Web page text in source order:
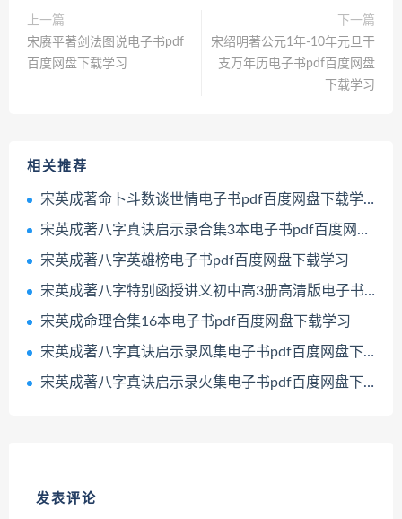
上一篇
宋赓平著剑法图说电子书pdf
百度网盘下载学习
下一篇
宋绍明著公元1年-10年元旦干
支万年历电子书pdf百度网盘
下载学习
相关推荐
宋英成著命卜斗数谈世情电子书pdf百度网盘下载学习
宋英成著八字真诀启示录合集3本电子书pdf百度网盘下载学习
宋英成著八字英雄榜电子书pdf百度网盘下载学习
宋英成著八字特别函授讲义初中高3册高清版电子书pdf百度网盘下载学习
宋英成命理合集16本电子书pdf百度网盘下载学习
宋英成著八字真诀启示录风集电子书pdf百度网盘下载学习
宋英成著八字真诀启示录火集电子书pdf百度网盘下载学习
发表评论